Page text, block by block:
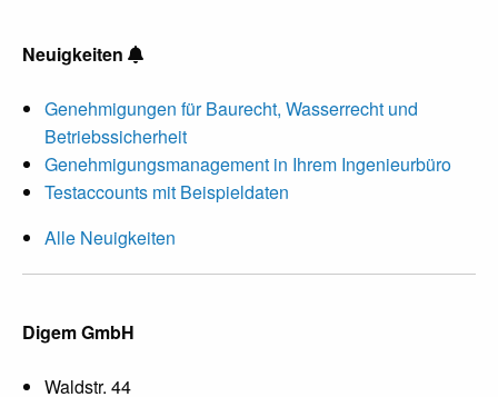
Neuigkeiten
Genehmigungen für Baurecht, Wasserrecht und
Betriebssicherheit
Genehmigungsmanagement in Ihrem Ingenieurbüro
Testaccounts mit Beispieldaten
Alle Neuigkeiten
Digem GmbH
Waldstr. 44